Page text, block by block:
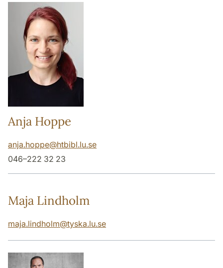
Anja Hoppe
anja.hoppe@htbibl.lu.se
046–222 32 23
Maja Lindholm
maja.lindholm@tyska.lu.se